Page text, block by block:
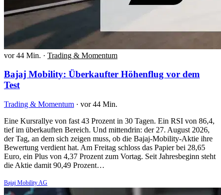
vor 44 Min. · Trading & Momentum
Bajaj Mobility: Überkaufter Höhenflug vor dem
Test
Trading & Momentum · vor 44 Min.
Eine Kursrallye von fast 43 Prozent in 30 Tagen. Ein RSI von 86,4,
tief im überkauften Bereich. Und mittendrin: der 27. August 2026,
der Tag, an dem sich zeigen muss, ob die Bajaj-Mobility-Aktie ihre
Bewertung verdient hat. Am Freitag schloss das Papier bei 28,65
Euro, ein Plus von 4,37 Prozent zum Vortag. Seit Jahresbeginn steht
die Aktie damit 90,49 Prozent…
Bajaj Mobility AG